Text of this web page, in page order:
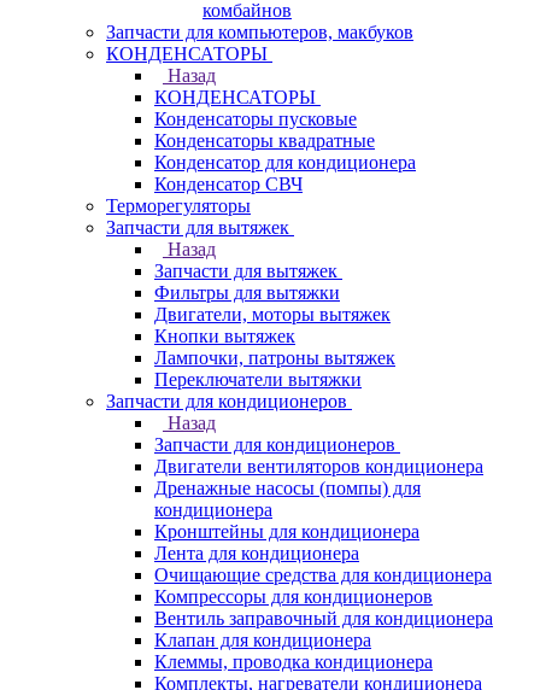
комбайнов
Запчасти для компьютеров, макбуков
КОНДЕНСАТОРЫ
Назад
КОНДЕНСАТОРЫ
Конденсаторы пусковые
Конденсаторы квадратные
Конденсатор для кондиционера
Конденсатор СВЧ
Терморегуляторы
Запчасти для вытяжек
Назад
Запчасти для вытяжек
Фильтры для вытяжки
Двигатели, моторы вытяжек
Кнопки вытяжек
Лампочки, патроны вытяжек
Переключатели вытяжки
Запчасти для кондиционеров
Назад
Запчасти для кондиционеров
Двигатели вентиляторов кондиционера
Дренажные насосы (помпы) для
кондиционера
Кронштейны для кондиционера
Лента для кондиционера
Очищающие средства для кондиционера
Компрессоры для кондиционеров
Вентиль заправочный для кондиционера
Клапан для кондиционера
Клеммы, проводка кондиционера
Комплекты, нагреватели кондиционера